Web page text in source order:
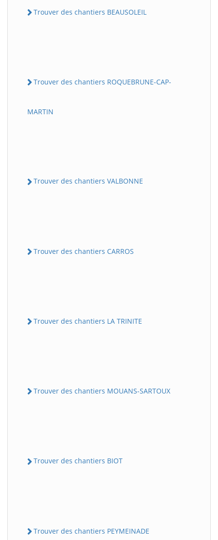
Trouver des chantiers BEAUSOLEIL
Trouver des chantiers ROQUEBRUNE-CAP-
MARTIN
Trouver des chantiers VALBONNE
Trouver des chantiers CARROS
Trouver des chantiers LA TRINITE
Trouver des chantiers MOUANS-SARTOUX
Trouver des chantiers BIOT
Trouver des chantiers PEYMEINADE